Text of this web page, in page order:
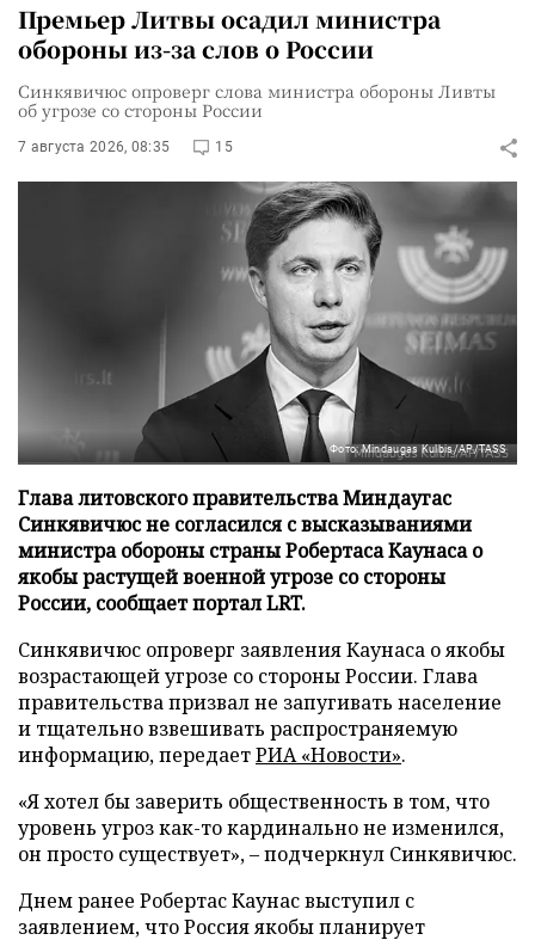
Премьер Литвы осадил министра
обороны из-за слов о России
Синкявичюс опроверг слова министра обороны Ливты
об угрозе со стороны России
7 августа 2026, 08:35 15
Фото: Mindaugas Kulbis/AP/TASS
Глава литовского правительства Миндаугас
Синкявичюс не согласился с высказываниями
министра обороны страны Робертаса Каунаса о
якобы растущей военной угрозе со стороны
России, сообщает портал LRT.
Синкявичюс опроверг заявления Каунаса о якобы
возрастающей угрозе со стороны России. Глава
правительства призвал не запугивать население
и тщательно взвешивать распространяемую
информацию, передаетРИА «Новости».
«Я хотел бы заверить общественность в том, что
уровень угроз как-то кардинально не изменился,
он просто существует», – подчеркнул Синкявичюс.
Днем ранее Робертас Каунас выступил с
заявлением, что Россия якобы планирует